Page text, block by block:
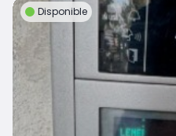
Disponible